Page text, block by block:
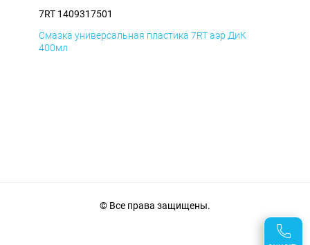
7RT 1409317501
Смазка универсальная пластика 7RT аэр ДиК
400мл
© Все права защищены.